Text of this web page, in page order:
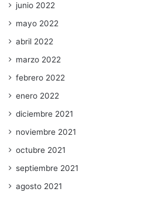
junio 2022
mayo 2022
abril 2022
marzo 2022
febrero 2022
enero 2022
diciembre 2021
noviembre 2021
octubre 2021
septiembre 2021
agosto 2021